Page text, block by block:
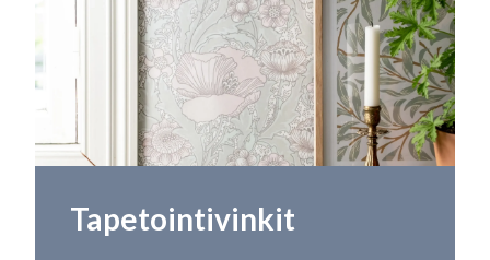
Tapetointivinkit